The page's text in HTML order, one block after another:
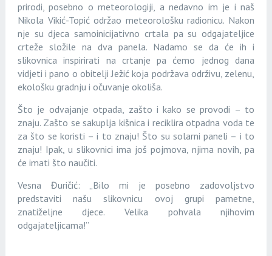
prirodi, posebno o meteorologiji, a nedavno im je i naš
Nikola Vikić-Topić održao meteorološku radionicu. Nakon
nje su djeca samoinicijativno crtala pa su odgajateljice
crteže složile na dva panela. Nadamo se da će ih i
slikovnica inspirirati na crtanje pa ćemo jednog dana
vidjeti i pano o obitelji Ježić koja podržava održivu, zelenu,
ekološku gradnju i očuvanje okoliša.
Što je odvajanje otpada, zašto i kako se provodi – to
znaju. Zašto se sakuplja kišnica i reciklira otpadna voda te
za što se koristi – i to znaju! Što su solarni paneli – i to
znaju! Ipak, u slikovnici ima još pojmova, njima novih, pa
će imati što naučiti.
Vesna Đuričić: „Bilo mi je posebno zadovoljstvo
predstaviti našu slikovnicu ovoj grupi pametne,
znatiželjne djece. Velika pohvala njihovim
odgajateljicama!”